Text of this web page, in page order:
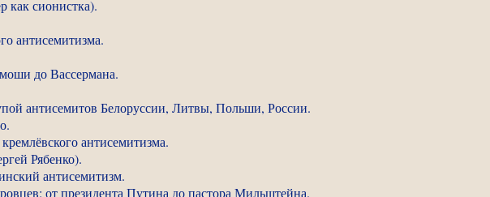
как сионистка).
антисемитизма.
до Вассермана.
антисемитов Белоруссии, Литвы, Польши, России.
антисемитизма.
Рябенко).
антисемитизм.
от президента Путина до пастора Мильштейна.